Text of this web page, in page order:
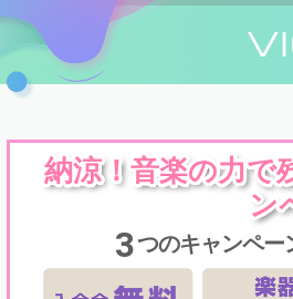
納涼！音楽の力で
ン
3つのキャンペー